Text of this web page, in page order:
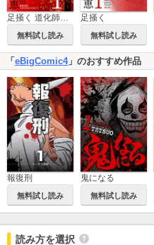
足掻く 道化師たち
無料試し読み
足掻く
無料試し読み
「 eBigComic4」のおすすめ作品
報復刑
無料試し読み
鬼になる
無料試し読み
読み方を選択